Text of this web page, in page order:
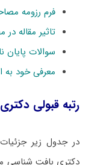
فرم رزومه
تاثیر مقاله
سوالات پایان
معرفی خود به
رتبه قبولی
در جدول زیر جزئیات
دکتری بافت شناسی